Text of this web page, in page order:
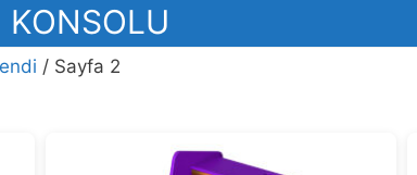
KONSOLU
/ Sayfa 2